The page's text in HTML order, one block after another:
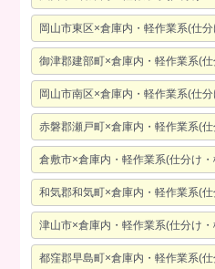
岡山市東区×倉庫内・軽作業系(仕
御津郡建部町×倉庫内・軽作業系(
岡山市南区×倉庫内・軽作業系(仕
赤磐郡瀬戸町×倉庫内・軽作業系(
倉敷市×倉庫内・軽作業系(仕分け
和気郡和気町×倉庫内・軽作業系(
津山市×倉庫内・軽作業系(仕分け
都窪郡早島町×倉庫内・軽作業系(